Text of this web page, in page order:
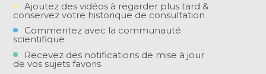
Ajoutez des vidéos à regarder plus tard &
conservez votre historique de consultation
Commentez avec la communauté
scientifique
Recevez des notifications de mise à jour
de vos sujets favoris